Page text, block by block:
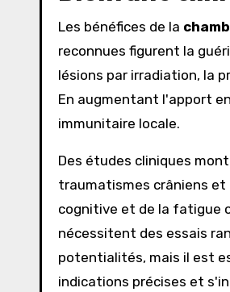
Les bénéfices de la
reconnues figurent la
lésions par irradiation, la
En augmentant l'apport
immunitaire locale.
Des études cliniques
traumatismes crâniens et
cognitive et de la fatigue
nécessitent des essais
potentialités, mais il est
indications précises et